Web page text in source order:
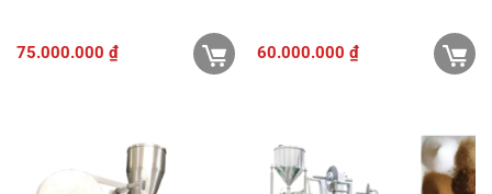
75.000.000 ₫ 60.000.000 ₫